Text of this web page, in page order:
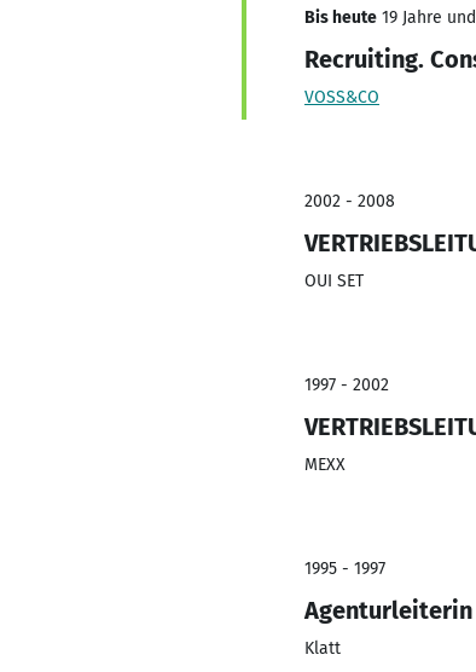
Bis heute 19 Jahre
Recruiting.
VOSS&CO
2002 - 2008
OUI SET
1997 - 2002
MEXX
1995 - 1997
Agenturleiterin
Klatt